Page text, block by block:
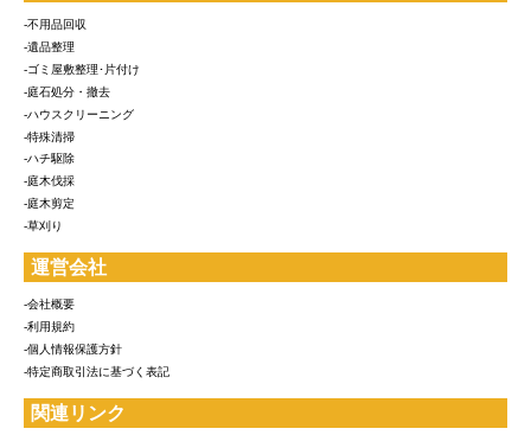
-不用品回収
-遺品整理
-ゴミ屋敷整理･片付け
-庭石処分・撤去
-ハウスクリーニング
-特殊清掃
-ハチ駆除
-庭木伐採
-庭木剪定
-草刈り
運営会社
-会社概要
-利用規約
-個人情報保護方針
-特定商取引法に基づく表記
関連リンク